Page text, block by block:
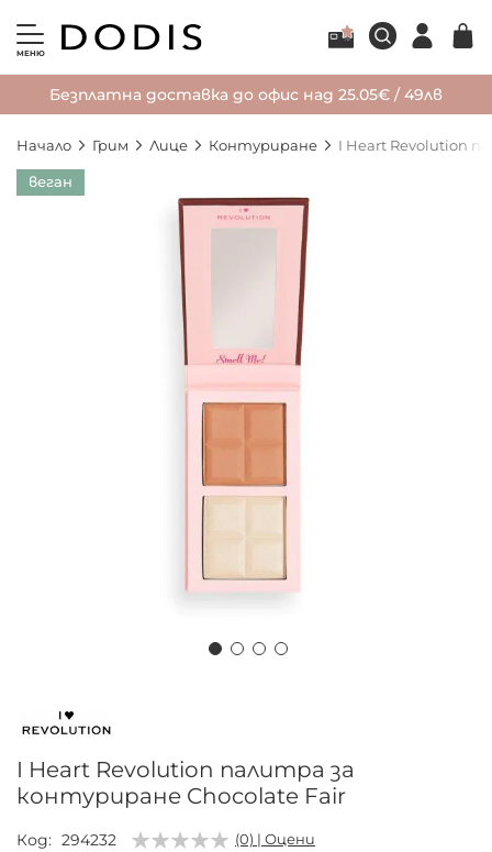
МЕНЮ
Безплатна доставка до офис над 25.05€ / 49лв
Начало Грим Лице Контуриране I Heart Revolution
веган
Преминете
началото
галерия
със
снимки
I Heart Revolution палитра за
контуриране Chocolate Fair
Код 294232 (0) | Оцени